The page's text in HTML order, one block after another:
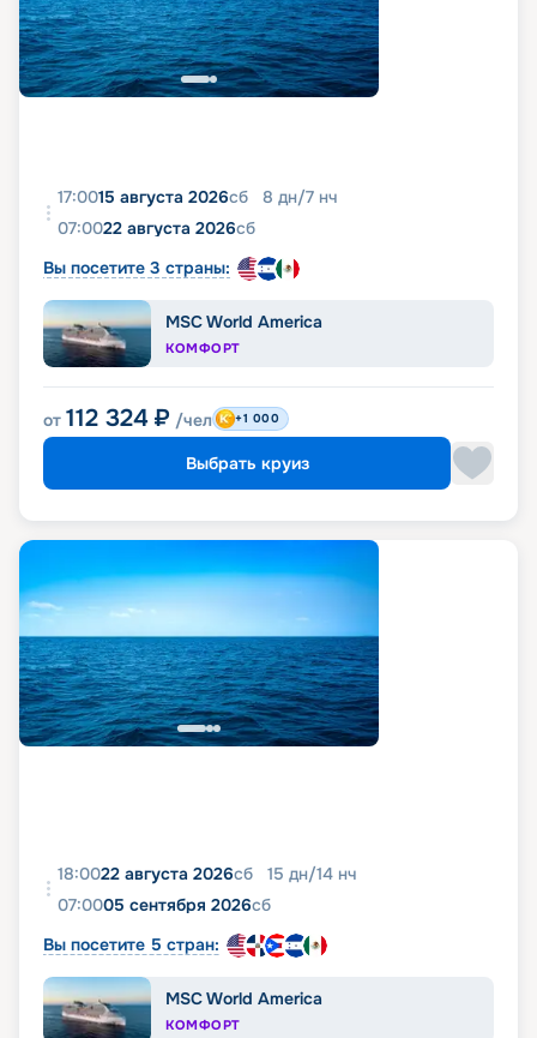
17:0015 августа 2026сб 8 дн/7 нч
07:0022 августа 2026сб
Вы посетите 3 страны:
MSC World America
КОМФОРТ
от 112 324 ₽ /чел +1 000
Выбрать круиз
18:0022 августа 2026сб 15 дн/14 нч
07:0005 сентября 2026сб
Вы посетите 5 стран:
MSC World America
КОМФОРТ